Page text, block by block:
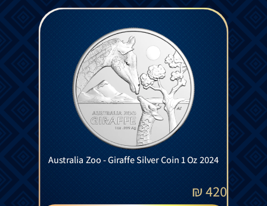
Australia Zoo - Giraffe Silver Coin 1 Oz 2024
420
₪